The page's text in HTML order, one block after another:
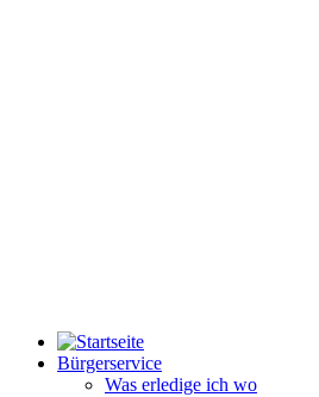
Bürgerservice
Was erledige ich wo